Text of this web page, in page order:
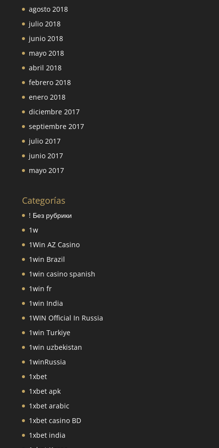
agosto 2018
julio 2018
junio 2018
mayo 2018
abril 2018
febrero 2018
enero 2018
diciembre 2017
septiembre 2017
julio 2017
junio 2017
mayo 2017
Categorías
! Без рубрики
1w
1Win AZ Casino
1win Brazil
1win casino spanish
1win fr
1win India
1WIN Official In Russia
1win Turkiye
1win uzbekistan
1winRussia
1xbet
1xbet apk
1xbet arabic
1xbet casino BD
1xbet india